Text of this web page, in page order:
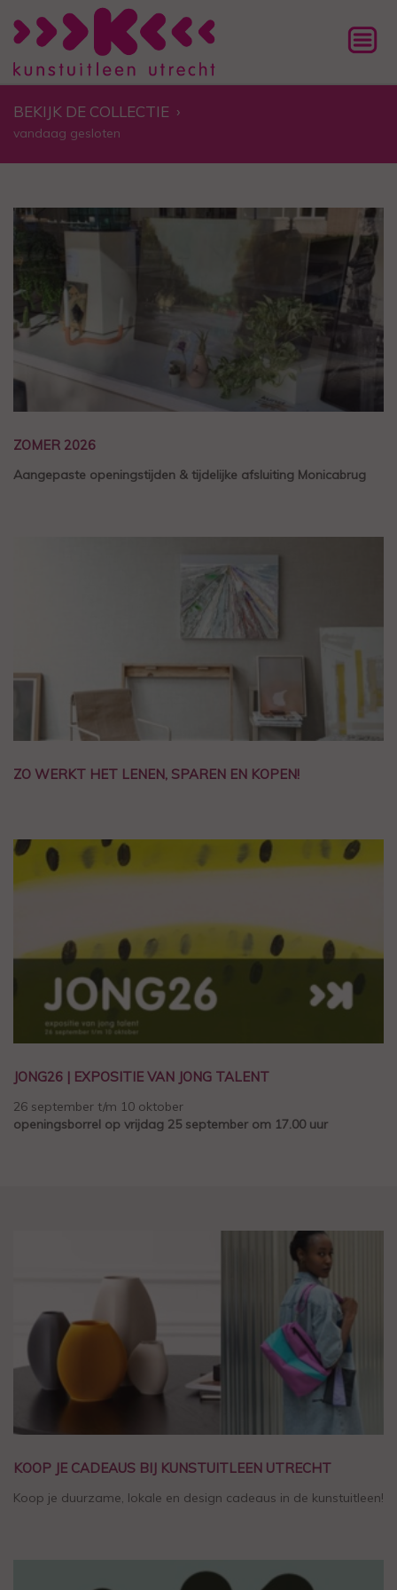
BEKIJK DE COLLECTIE ›
vandaag gesloten
ZOMER 2026
Aangepaste openingstijden & tijdelijke afsluiting Monicabrug
ZO WERKT HET LENEN, SPAREN EN KOPEN!
JONG26 | EXPOSITIE VAN JONG TALENT
26 september t/m 10 oktober
openingsborrel op vrijdag 25 september om 17.00 uur
KOOP JE CADEAUS BIJ KUNSTUITLEEN UTRECHT
Koop je duurzame, lokale en design cadeaus in de kunstuitleen!